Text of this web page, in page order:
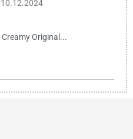
10.12.2024
Original...